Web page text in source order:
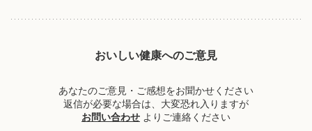
おいしい健康へのご意見
あなたのご意見・ご感想をお聞かせください
返信が必要な場合は、大変恐れ入りますが
お問い合わせ よりご連絡ください